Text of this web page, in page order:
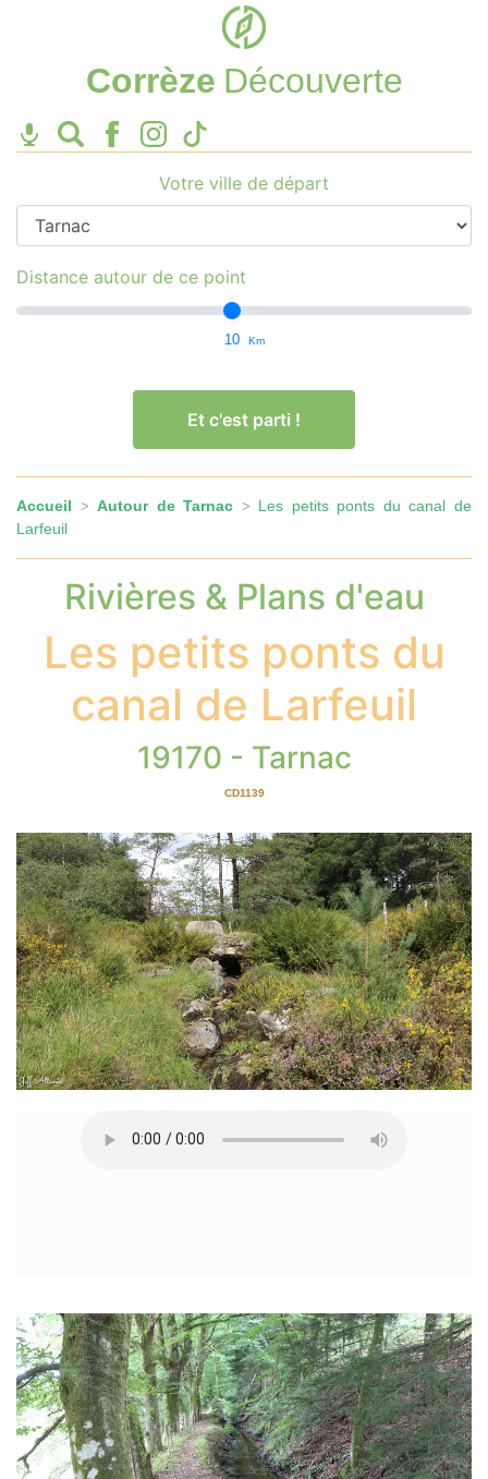
Corrèze Découverte
Votre ville de départ
Distance autour de ce point
10 Km
Et c'est parti !
Accueil >Autour de Tarnac > Les petits ponts du canal de
Larfeuil
Rivières & Plans d'eau
Les petits ponts du
canal de Larfeuil
19170 - Tarnac
CD1139